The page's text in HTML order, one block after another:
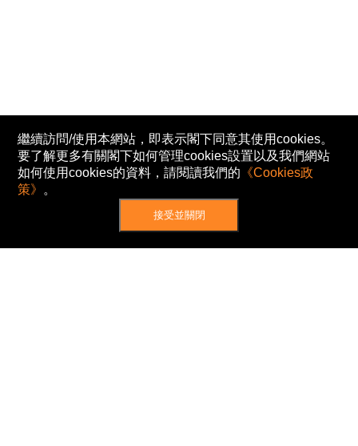
繼續訪問/使用本網站，即表示閣下同意其使用cookies。
要了解更多有關閣下如何管理cookies設置以及我們網站
如何使用cookies的資料，請閱讀我們的 《Cookies政
策》 。
接受並關閉